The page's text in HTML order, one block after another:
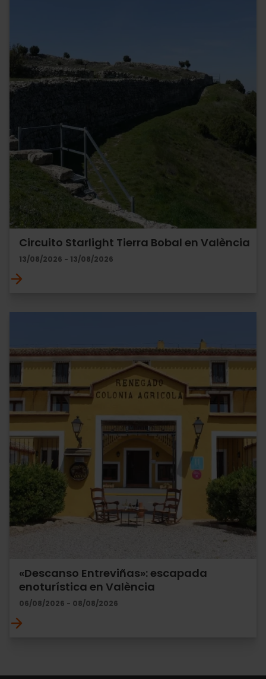
Circuito Starlight Tierra Bobal en València
13/08/2026 - 13/08/2026
«Descanso Entreviñas»: escapada
enoturística en València
06/08/2026 - 08/08/2026